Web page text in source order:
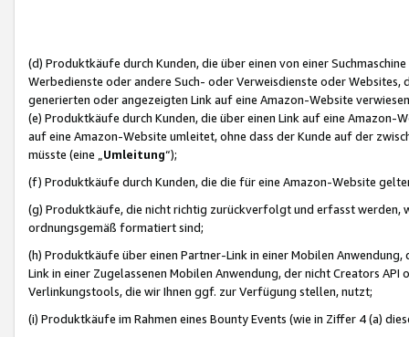
(d) Produktkäufe durch Kunden, die über einen von einer
Werbedienste oder andere Such- oder Verweisdienste oder Websites,
generierten oder angezeigten Link auf eine Amazon-Website
(e) Produktkäufe durch Kunden, die über einen Link auf eine
auf eine Amazon-Website umleitet, ohne dass der Kunde auf der
müsste (eine „ Umleitung“);
(f) Produktkäufe durch Kunden, die die für eine Amazon-Website
(g) Produktkäufe, die nicht richtig zurückverfolgt und erfasst werden,
ordnungsgemäß formatiert sind;
(h) Produktkäufe über einen Partner-Link in einer Mobilen
Link in einer Zugelassenen Mobilen Anwendung, der nicht Creators
Verlinkungstools, die wir Ihnen ggf. zur Verfügung stellen, nutzt;
(i) Produktkäufe im Rahmen eines Bounty Events (wie in Ziffer 4 (a)